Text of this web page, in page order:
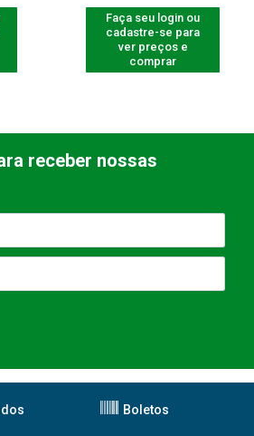
Faça seu login ou
cadastre-se para
ver preços e
comprar
receber nossas
Boletos